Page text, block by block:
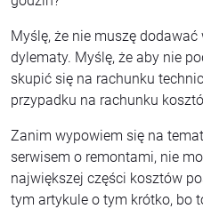
Myślę, że nie muszę
dylematy. Myślę, że aby nie
skupić się na rachunku
przypadku na rachunku
Zanim wypowiem się na
serwisem o remontami, nie
największej części kosztów
tym artykule o tym krótko, bo